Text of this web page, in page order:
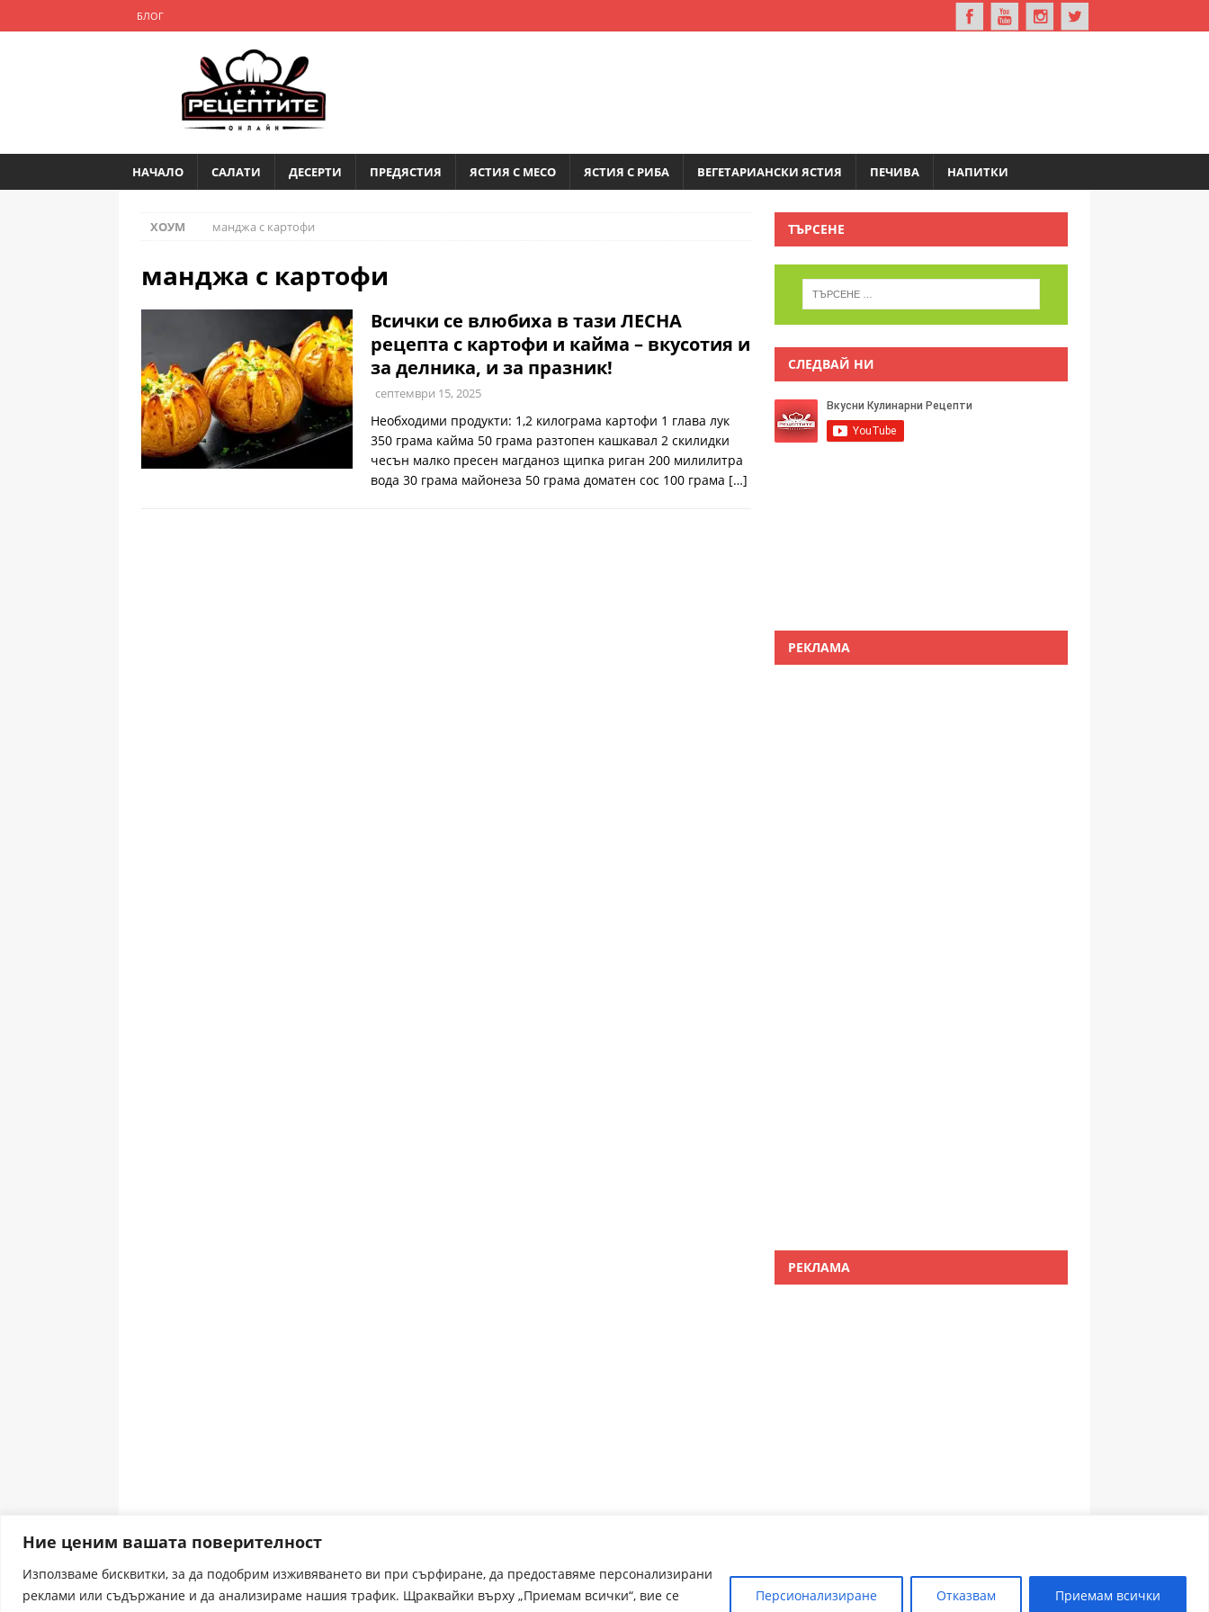
Ние ценим вашата поверителност
Използваме бисквитки, за да подобрим изживяването ви при сърфиране, да предоставяме персонализирани
реклами или съдържание и да анализираме нашия трафик. Щраквайки върху „Приемам всички“, вие се
Персионализиране Отказвам Приемам всички
БЛОГ
НАЧАЛО САЛАТИ ДЕСЕРТИ ПРЕДЯСТИЯ ЯСТИЯ С МЕСО ЯСТИЯ С РИБА ВЕГЕТАРИАНСКИ ЯСТИЯ ПЕЧИВА НАПИТКИ
ХОУМ манджа с картофи
манджа с картофи
Всички се влюбиха в тази ЛЕСНА
рецепта с картофи и кайма – вкусотия и
за делника, и за празник!
септември 15, 2025
Необходими продукти: 1,2 килограма картофи 1 глава лук
350 грама кайма 50 грама разтопен кашкавал 2 скилидки
чесън малко пресен магданоз щипка риган 200 милилитра
вода 30 грама майонеза 50 грама доматен сос 100 грама […]
ТЪРСЕНЕ
СЛЕДВАЙ НИ
РЕКЛАМА
РЕКЛАМА
ЗЪБОЛЕКАР ПЛОВДИВ